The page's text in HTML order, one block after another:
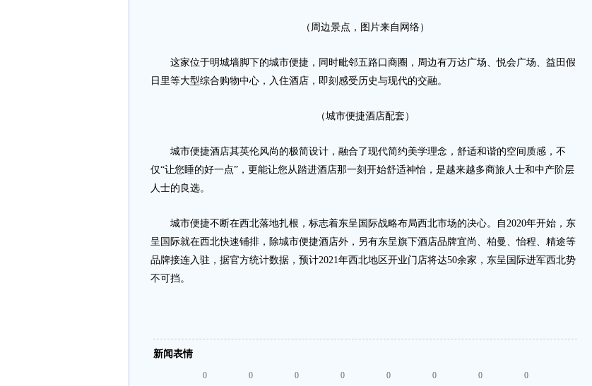
（周边景点，图片来自网络）
这家位于明城墙脚下的城市便捷，同时毗邻五路口商圈，周边有万达广场、悦会广场、益田假
日里等大型综合购物中心，入住酒店，即刻感受历史与现代的交融。
（城市便捷酒店配套）
城市便捷酒店其英伦风尚的极简设计，融合了现代简约美学理念，舒适和谐的空间质感，不
仅“让您睡的好一点”，更能让您从踏进酒店那一刻开始舒适神怡，是越来越多商旅人士和中产阶层
人士的良选。
城市便捷不断在西北落地扎根，标志着东呈国际战略布局西北市场的决心。自2020年开始，东
呈国际就在西北快速铺排，除城市便捷酒店外，另有东呈旗下酒店品牌宜尚、柏曼、怡程、精途等
品牌接连入驻，据官方统计数据，预计2021年西北地区开业门店将达50余家，东呈国际进军西北势
不可挡。
新闻表情
0 0 0 0 0 0 0 0